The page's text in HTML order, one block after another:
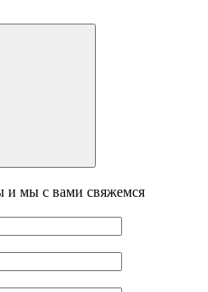
и мы с вами свяжемся